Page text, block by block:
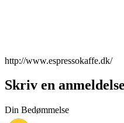
http://www.espressokaffe.dk/
Skriv en anmeldelse
Din Bedømmelse